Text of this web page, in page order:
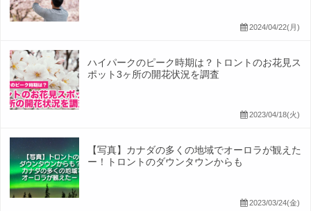
2024/04/22(月)
ハイパークのピーク時期は？トロントのお花見ス
ポット3ヶ所の開花状況を調査
2023/04/18(火)
【写真】カナダの多くの地域でオーロラが観えた
ー！トロントのダウンタウンからも
2023/03/24(金)